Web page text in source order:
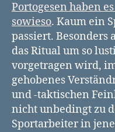
Portogesen haben
sowieso. Kaum ein
passiert. Besonders
das Ritual um so
vorgetragen wird,
gehobenes
und -taktischen
nicht unbedingt zu
Sportarbeiter in